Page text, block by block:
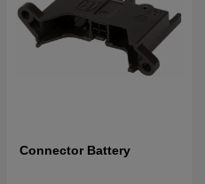
Connector Battery